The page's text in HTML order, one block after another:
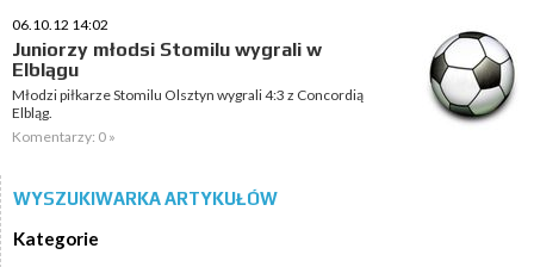
06.10.12 14:02
Juniorzy młodsi Stomilu wygrali w
Elblągu
Młodzi piłkarze Stomilu Olsztyn wygrali 4:3 z Concordią
Elbląg.
Komentarzy: 0 »
WYSZUKIWARKA ARTYKUŁÓW
Kategorie